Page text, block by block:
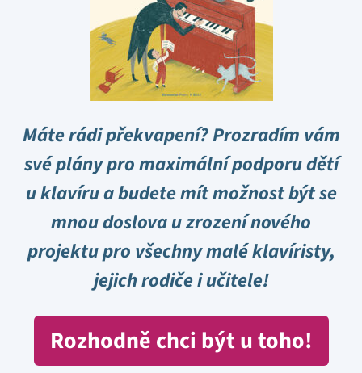
Máte rádi překvapení? Prozradím vám
své plány pro maximální podporu dětí
u klavíru a budete mít možnost být se
mnou doslova u zrození nového
projektu pro všechny malé klavíristy,
jejich rodiče i učitele!
Rozhodně chci být u toho!